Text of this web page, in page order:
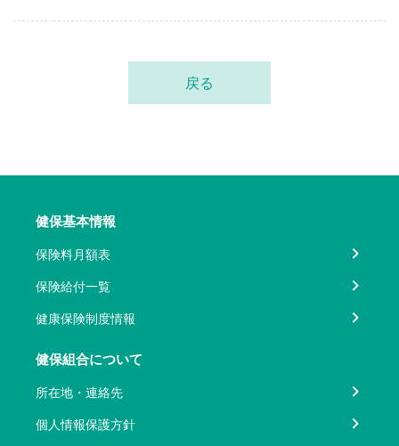
戻る
健保基本情報
保険料月額表
保険給付一覧
健康保険制度情報
健保組合について
所在地・連絡先
個人情報保護方針